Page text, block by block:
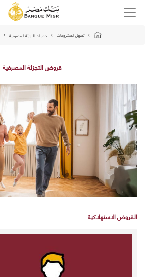
تمويل المشروعات خدمات التجزئة المصرفية
قروض التجزئة المصرفية
القروض الاستهلاكية